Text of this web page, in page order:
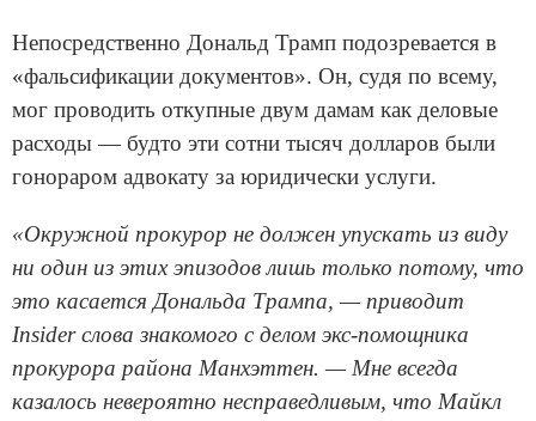
Непосредственно Дональд Трамп подозревается в
«фальсификации документов». Он, судя по всему,
мог проводить откупные двум дамам как деловые
расходы — будто эти сотни тысяч долларов были
гонораром адвокату за юридически услуги.
«Окружной прокурор не должен упускать из виду
ни один из этих эпизодов лишь только потому, что
это касается Дональда Трампа, — приводит
Insider слова знакомого с делом экс-помощника
прокурора района Манхэттен. — Мне всегда
казалось невероятно несправедливым, что Майкл